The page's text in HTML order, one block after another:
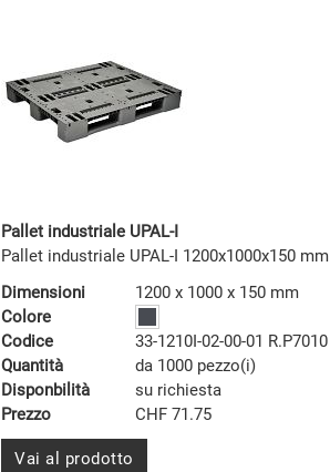
Pallet industriale UPAL-I
Pallet industriale UPAL-I 1200x1000x150 mm
Dimensioni
1200 x 1000 x 150 mm
Colore
Codice
33-1210I-02-00-01 R.P7010
Quantità
da 1000 pezzo(i)
Disponbilità
su richiesta
Prezzo
CHF 71.75
Vai al prodotto